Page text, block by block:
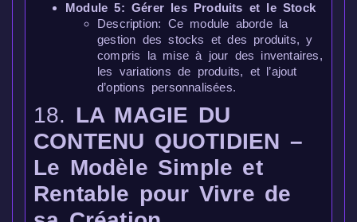
Module 5: Gérer les Produits et le Stock
Description: Ce module aborde la
gestion des stocks et des produits, y
compris la mise à jour des inventaires,
les variations de produits, et l’ajout
d’options personnalisées.
18. LA MAGIE DU
CONTENU QUOTIDIEN –
Le Modèle Simple et
Rentable pour Vivre de